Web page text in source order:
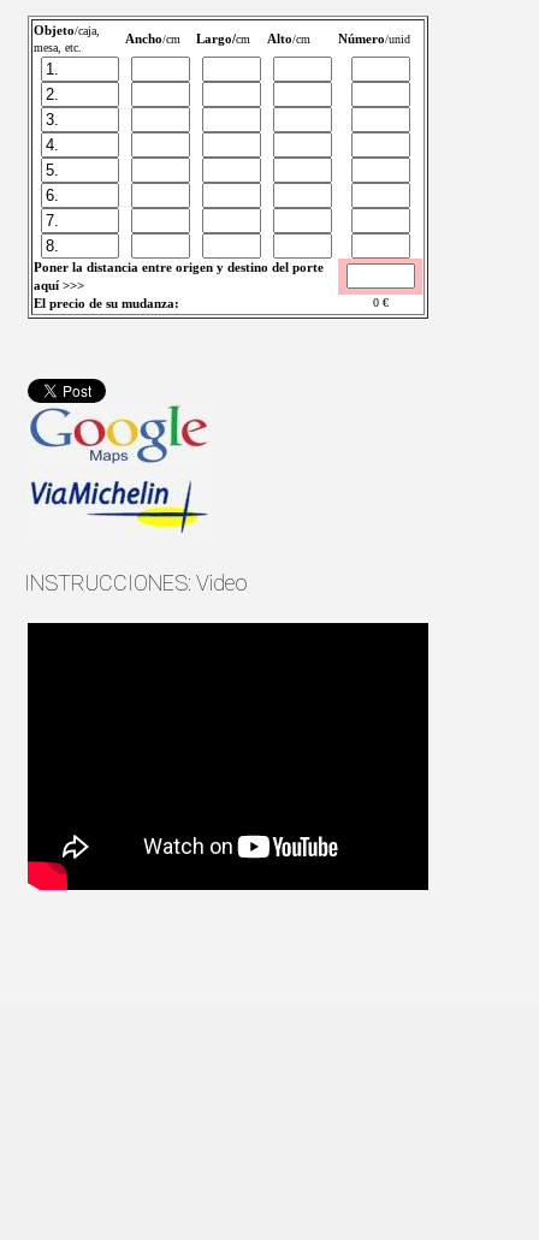
Objeto/caja,
mesa, etc.
Ancho/cm Largo/cm Alto/cm Número/unid
Poner la distancia entre origen y destino del porte
aquí >>>
El precio de su mudanza:
0€
INSTRUCCIONES: Video